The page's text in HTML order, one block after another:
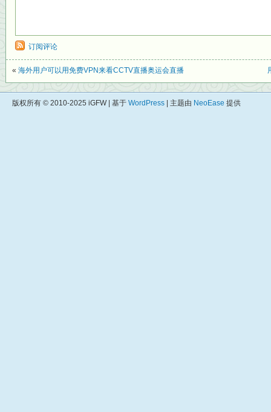
订阅评论
« 海外用户可以用免费VPN来看CCTV直播奥运会直播
版权所有 © 2010-2025 iGFW | 基于 WordPress | 主题由 NeoEase 提供